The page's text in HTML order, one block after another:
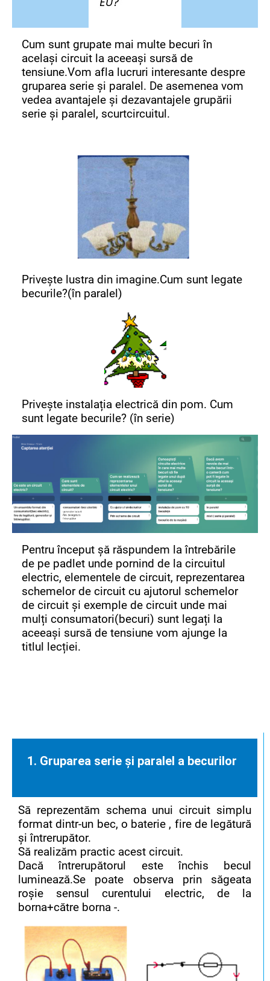
Cum sunt grupate mai multe becuri în
același circuit la aceeași sursă de
tensiune.Vom afla lucruri interesante despre
gruparea serie și paralel. De asemenea vom
vedea avantajele și dezavantajele grupării
serie și paralel, scurtcircuitul.
Privește lustra din imagine.Cum sunt legate
becurile?(în paralel)
Privește instalația electrică din pom. Cum
sunt legate becurile? (în serie)
Pentru început șă răspundem la întrebările
de pe padlet unde pornind de la circuitul
electric, elementele de circuit, reprezentarea
schemelor de circuit cu ajutorul schemelor
de circuit și exemple de circuit unde mai
mulți consumatori(becuri) sunt legați la
aceeași sursă de tensiune vom ajunge la
titlul lecției.
1. Gruparea serie și paralel a becurilor
Să reprezentăm schema unui circuit simplu
format dintr-un bec, o baterie , fire de legătură
și întrerupător.
Să realizăm practic acest circuit.
Dacă întrerupătorul este închis becul
luminează.Se poate observa prin săgeata
roșie sensul curentului electric, de la
borna+către borna -.